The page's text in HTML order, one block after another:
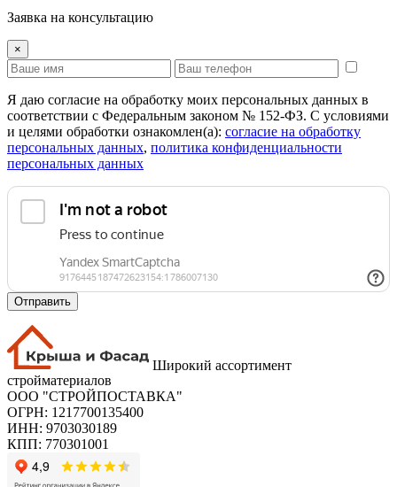
Заявка на консультацию
×
Я даю согласие на обработку моих персональных данных в
соответствии с Федеральным законом № 152-ФЗ. С условиями
и целями обработки ознакомлен(а): cогласие на обработку
персональных данных, политика конфиденциальности
персональных данных
Отправить
Широкий ассортимент
стройматериалов
ООО "СТРОЙПОСТАВКА"
ОГРН: 1217700135400
ИНН: 9703030189
КПП: 770301001